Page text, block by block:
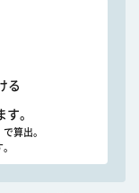
る
す。
算出。